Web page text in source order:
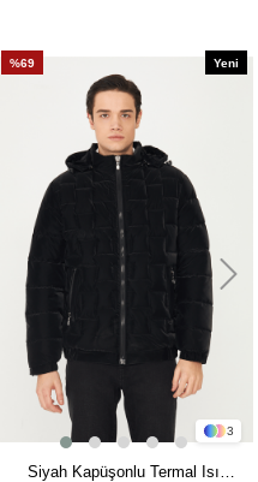
3
%69
Yeni
Siyah Kapüşonlu Termal Isı